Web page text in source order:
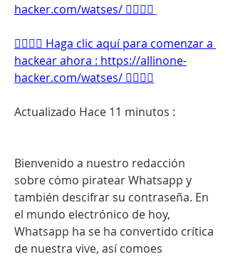
hacker.com/watses/ 👈🏻👈🏻
👉🏻👉🏻 Haga clic aquí para comenzar a
hackear ahora : https://allinone-
hacker.com/watses/ 👈🏻👈🏻
Actualizado Hace 11 minutos :
Bienvenido a nuestro redacción
sobre cómo piratear Whatsapp y
también descifrar su contraseña. En
el mundo electrónico de hoy,
Whatsapp ha se ha convertido crítica
de nuestra vive, así comoes